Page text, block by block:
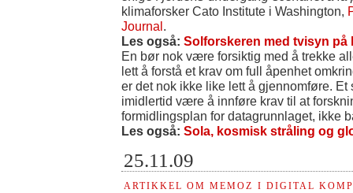
klimaforsker Cato Institute i Washington,
Journal .
Les også: Solforskeren med tvisyn på
En bør nok være forsiktig med å trekke
lett å forstå et krav om full åpenhet
er det nok ikke like lett å gjennomføre. Et
imidlertid være å innføre krav til at
formidlingsplan for datagrunnlaget, ikke
Les også: Sola, kosmisk stråling og
25.11.09
ARTIKKEL OM MEMOZ I DIGITAL